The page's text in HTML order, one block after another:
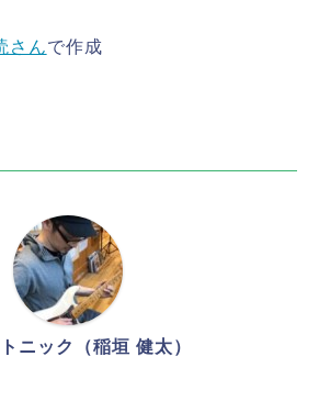
さんで作成
ニック（稲垣 健太）